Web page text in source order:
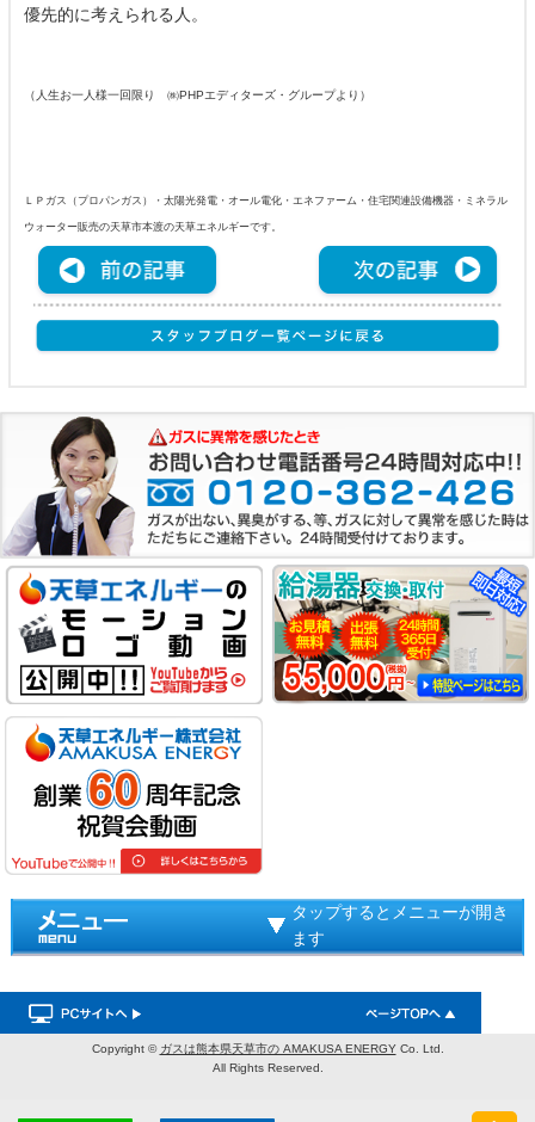
優先的に考えられる人。
（人生お一人様一回限り ㈱PHPエディターズ・グループより）
ＬＰガス（プロパンガス）・太陽光発電・オール電化・エネファーム・住宅関連設備機器・ミネラル
ウォーター販売の天草市本渡の天草エネルギーです。
タップするとメニューが開き
ます
Copyright © ガスは熊本県天草市の AMAKUSA ENERGYCo. Ltd.
All Rights Reserved.